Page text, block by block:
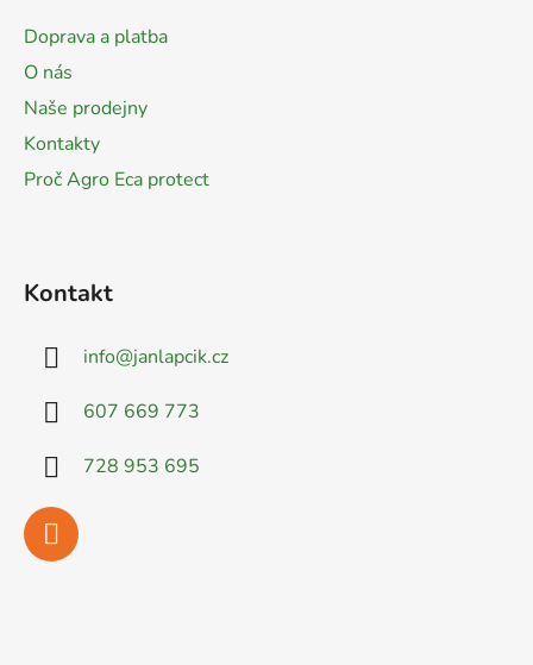
Doprava a platba
O nás
Naše prodejny
Kontakty
Proč Agro Eca protect
Kontakt
info@janlapcik.cz
607 669 773
728 953 695